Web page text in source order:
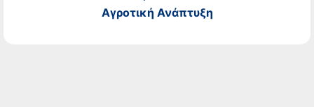
Αγροτική Ανάπτυξη